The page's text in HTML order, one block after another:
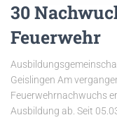
30
Feuerwehr
Geislingen Am
Feuerwehrnachwuchs
Ausbildung ab. Seit